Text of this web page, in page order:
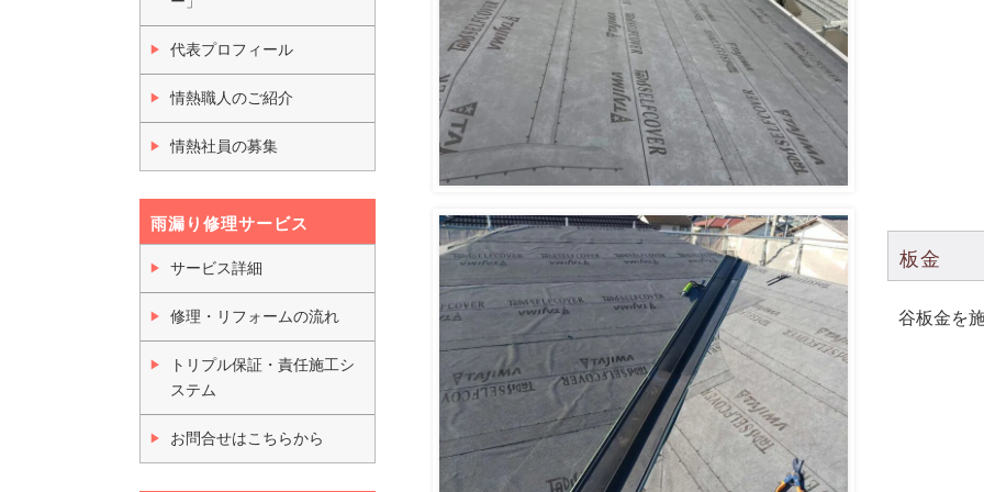
板金
谷板金を
代表プロフィール
情熱職人のご紹介
情熱社員の募集
雨漏り修理サービス
サービス詳細
修理・リフォームの流れ
トリプル保証・責任施工シ
ステム
お問合せはこちらから